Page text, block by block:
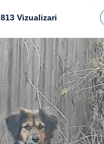
813 Vizualizari